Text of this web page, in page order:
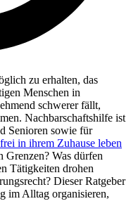
zu erhalten, das
Menschen in
schwerer fällt,
Nachbarschaftshilfe ist
Senioren sowie für
in ihrem Zuhause leben
Was dürfen
Tätigkeiten drohen
Dieser Ratgeber
im Alltag organisieren,